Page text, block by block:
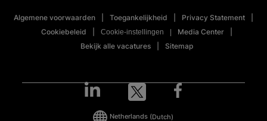
Algemene voorwaarden Toegankelijkheid
Privacy Statement
Cookiebeleid
Cookie-instellingen
Media Center
Bekijk alle vacatures
Sitemap
Netherlands (Dutch)